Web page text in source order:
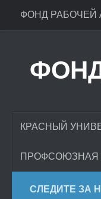
ФОНД РАБОЧЕЙ
КРАСНЫЙ
ПРОФСОЮЗНАЯ
СЛЕДИТЕ ЗА